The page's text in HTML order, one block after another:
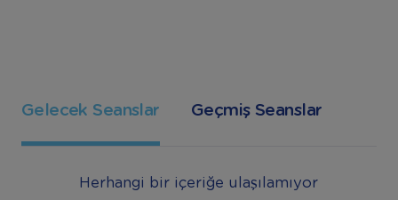
Gelecek Seanslar Geçmiş Seanslar
Herhangi bir içeriğe ulaşılamıyor